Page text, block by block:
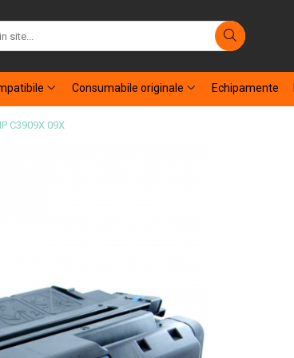
Consumabile originale Echipamente
C3909X 09X